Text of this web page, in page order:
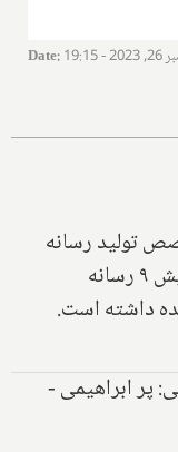
Date:
تولید رسانه
دیجیتال دارد و مدیریت تولید بیش ۹ رسانه
داشته است.
پر ابراهیمی -